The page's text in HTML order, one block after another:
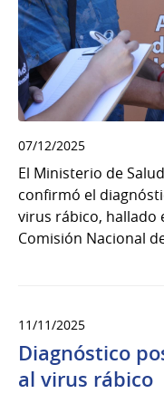
07/12/2025
El Ministerio de
confirmó el
virus rábico, hallado
Comisión Nacional
11/11/2025
Diagnóstico
al virus rábico